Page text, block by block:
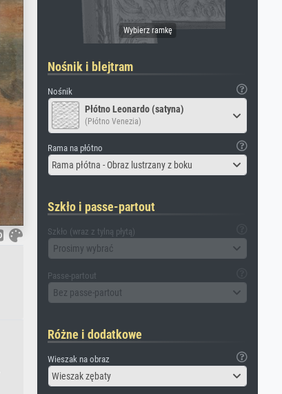
Nośnik i blejtram
Nośnik
Płótno Leonardo (satyna)
(Płótno Venezia)
Rama na płótno
Rama płótna - Obraz lustrzany z boku
Szkło i passe-partout
Szkło (wraz z tylną płytą)
Prosimy wybrać
Passe-partout
Bez passe-partout
Różne i dodatkowe
Wieszak na obraz
Wieszak zębaty